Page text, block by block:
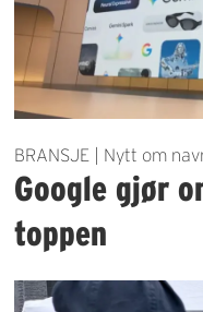
BRANSJE | Nytt om
Google gjør
toppen